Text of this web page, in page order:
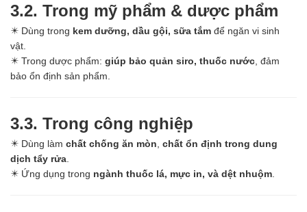
Silicone KCC
Silicone Apollo
Silicone Kingbond
Silicone Shinetsu
Keo Silicone
Đối tác
Tin tức
VMC GROUP
Ngành Hóa Chất
3.2. Trong mỹ phẩm & dược phẩm
✴️ Dùng trong kem dưỡng, dầu gội, sữa tắm để ngăn vi sinh
vật.
✴️ Trong dược phẩm: giúp bảo quản siro, thuốc nước , đảm
bảo ổn định sản phẩm.
3.3. Trong công nghiệp
✴️ Dùng làm chất chống ăn mòn chất ổn định trong dung
dịch tẩy rửa
✴️ Ứng dụng trong ngành thuốc lá, mực in, và dệt nhuộm